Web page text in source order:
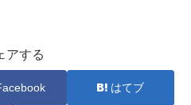
アする
はてブ